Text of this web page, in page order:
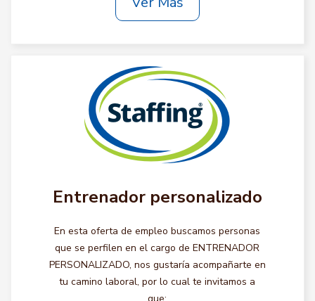
Entrenador personalizado
En esta oferta de empleo buscamos personas
que se perfilen en el cargo de ENTRENADOR
PERSONALIZADO, nos gustaría acompañarte en
tu camino laboral, por lo cual te invitamos a